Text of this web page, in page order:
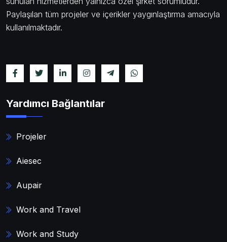
Paylaşılan tüm projeler ve içerikler yaygınlaştırma amacıyla
kullanılmaktadır.
Yardımcı Bağlantılar
Projeler
Aiesec
Aupair
Work and Travel
Work and Study